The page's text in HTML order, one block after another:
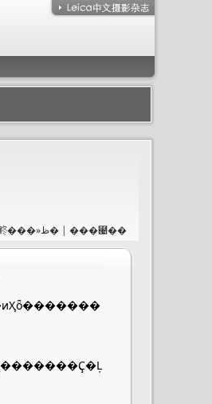
�鿴���»ظ� | ���⹤��